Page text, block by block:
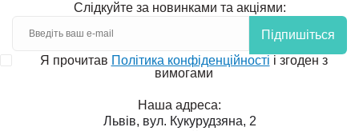
Слідкуйте за новинками та акціями:
Підпишіться
Я прочитав Політика конфіденційності і згоден з
вимогами
Наша адреса:
Львів, вул. Кукурудзяна, 2